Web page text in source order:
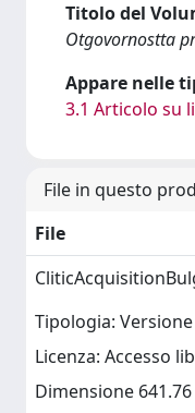
Titolo del
Otgovornostta
Appare nelle
3.1 Articolo su
File in questo
File
Tipologia:
Licenza: Accesso
Dimensione